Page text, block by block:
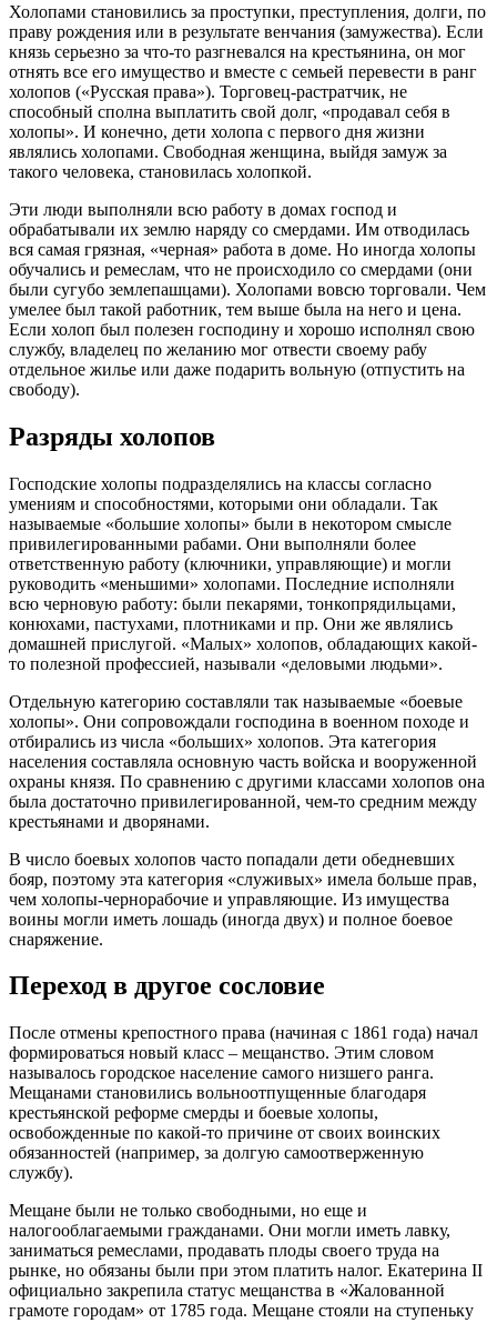
Холопами становились за проступки, преступления, долги, по
праву рождения или в результате венчания (замужества). Если
князь серьезно за что-то разгневался на крестьянина, он мог
отнять все его имущество и вместе с семьей перевести в ранг
холопов («Русская права»). Торговец-растратчик, не
способный сполна выплатить свой долг, «продавал себя в
холопы». И конечно, дети холопа с первого дня жизни
являлись холопами. Свободная женщина, выйдя замуж за
такого человека, становилась холопкой.
Эти люди выполняли всю работу в домах господ и
обрабатывали их землю наряду со смердами. Им отводилась
вся самая грязная, «черная» работа в доме. Но иногда холопы
обучались и ремеслам, что не происходило со смердами (они
были сугубо землепашцами). Холопами вовсю торговали. Чем
умелее был такой работник, тем выше была на него и цена.
Если холоп был полезен господину и хорошо исполнял свою
службу, владелец по желанию мог отвести своему рабу
отдельное жилье или даже подарить вольную (отпустить на
свободу).
Разряды холопов
Господские холопы подразделялись на классы согласно
умениям и способностями, которыми они обладали. Так
называемые «большие холопы» были в некотором смысле
привилегированными рабами. Они выполняли более
ответственную работу (ключники, управляющие) и могли
руководить «меньшими» холопами. Последние исполняли
всю черновую работу: были пекарями, тонкопрядильцами,
конюхами, пастухами, плотниками и пр. Они же являлись
домашней прислугой. «Малых» холопов, обладающих какой-
то полезной профессией, называли «деловыми людьми».
Отдельную категорию составляли так называемые «боевые
холопы». Они сопровождали господина в военном походе и
отбирались из числа «больших» холопов. Эта категория
населения составляла основную часть войска и вооруженной
охраны князя. По сравнению с другими классами холопов она
была достаточно привилегированной, чем-то средним между
крестьянами и дворянами.
В число боевых холопов часто попадали дети обедневших
бояр, поэтому эта категория «служивых» имела больше прав,
чем холопы-чернорабочие и управляющие. Из имущества
воины могли иметь лошадь (иногда двух) и полное боевое
снаряжение.
Переход в другое сословие
После отмены крепостного права (начиная с 1861 года) начал
формироваться новый класс – мещанство. Этим словом
называлось городское население самого низшего ранга.
Мещанами становились вольноотпущенные благодаря
крестьянской реформе смерды и боевые холопы,
освобожденные по какой-то причине от своих воинских
обязанностей (например, за долгую самоотверженную
службу).
Мещане были не только свободными, но еще и
налогооблагаемыми гражданами. Они могли иметь лавку,
заниматься ремеслами, продавать плоды своего труда на
рынке, но обязаны были при этом платить налог. Екатерина II
официально закрепила статус мещанства в «Жалованной
грамоте городам» от 1785 года. Мещане стояли на ступеньку